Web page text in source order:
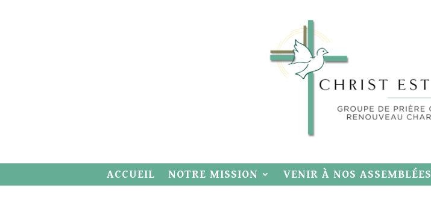
ACCUEIL NOTRE MISSION VENIR À NOS ASSEMBLÉES